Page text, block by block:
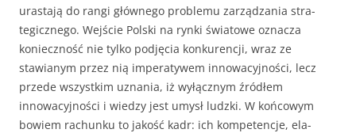
urastają do rangi głównego problemu zarządzania stra­
tegicznego. Wejście Polski na rynki światowe oznacza
konieczność nie tylko pod­jęcia konkurencji, wraz ze
stawianym przez nią imperatywem innowacyjno­ści, lecz
przede wszystkim uznania, iż wyłącznym źródłem
innowacyjności i wiedzy jest umysł ludzki. W końcowym
bowiem rachunku to jakość kadr: ich kompetencje, ela­